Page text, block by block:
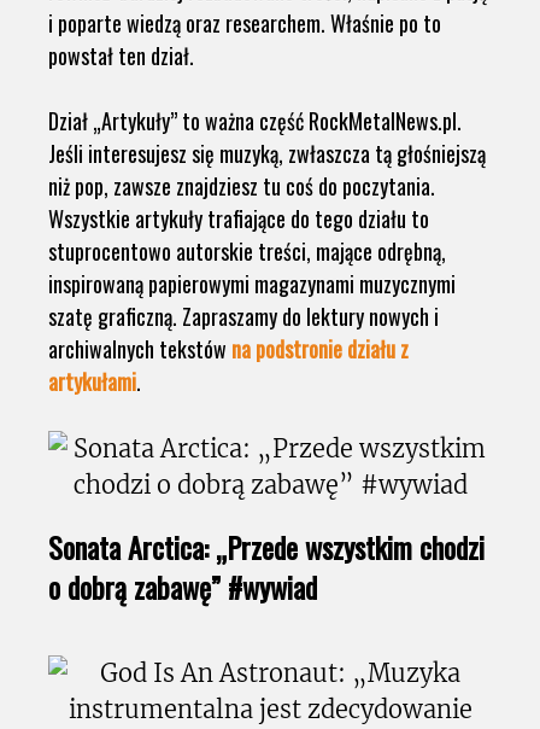
i poparte wiedzą oraz researchem. Właśnie po to
powstał ten dział.
Dział „Artykuły” to ważna część RockMetalNews.pl.
Jeśli interesujesz się muzyką, zwłaszcza tą głośniejszą
niż pop, zawsze znajdziesz tu coś do poczytania.
Wszystkie artykuły trafiające do tego działu to
stuprocentowo autorskie treści, mające odrębną,
inspirowaną papierowymi magazynami muzycznymi
szatę graficzną. Zapraszamy do lektury nowych i
archiwalnych tekstów na podstronie działu z
artykułami.
Sonata Arctica: „Przede wszystkim chodzi
o dobrą zabawę” #wywiad